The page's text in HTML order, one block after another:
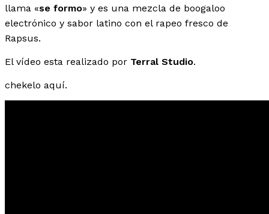
llama «se formo» y es una mezcla de boogaloo
electrónico y sabor latino con el rapeo fresco de
Rapsus.
El vídeo esta realizado por Terral Studio.
chekelo aquí.